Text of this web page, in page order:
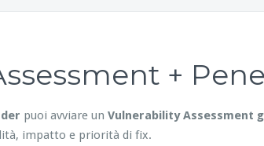
+
puoi avviare un Vulnerability Assessment
impatto e priorità di fix.